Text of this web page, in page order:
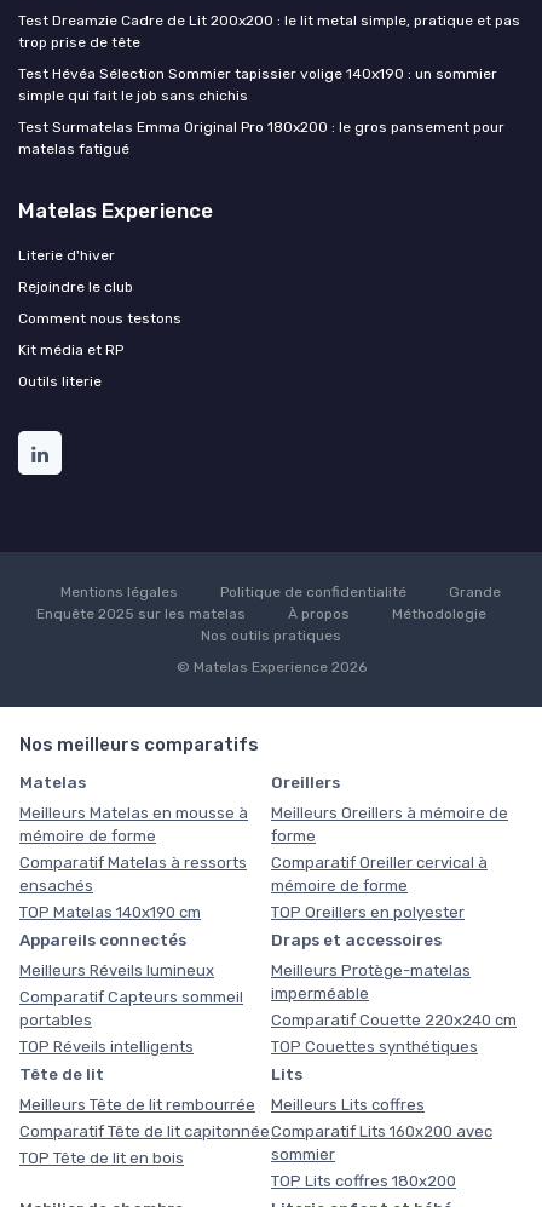
Test Dreamzie Cadre de Lit 200x200 : le lit metal simple, pratique et pas
trop prise de tête
Test Hévéa Sélection Sommier tapissier volige 140x190 : un sommier
simple qui fait le job sans chichis
Test Surmatelas Emma Original Pro 180x200 : le gros pansement pour
matelas fatigué
Matelas Experience
Literie d'hiver
Rejoindre le club
Comment nous testons
Kit média et RP
Outils literie
Mentions légales Politique de confidentialité
Grande
Enquête 2025 sur les matelas
À propos
Méthodologie
Nos outils pratiques
© Matelas Experience 2026
Nos meilleurs comparatifs
Matelas
Meilleurs Matelas en mousse à
mémoire de forme
Comparatif Matelas à ressorts
ensachés
TOP Matelas 140x190 cm
Oreillers
Meilleurs Oreillers à mémoire de
forme
Comparatif Oreiller cervical à
mémoire de forme
TOP Oreillers en polyester
Appareils connectés
Meilleurs Réveils lumineux
Comparatif Capteurs sommeil
portables
TOP Réveils intelligents
Draps et accessoires
Meilleurs Protège-matelas
imperméable
Comparatif Couette 220x240 cm
TOP Couettes synthétiques
Tête de lit
Meilleurs Tête de lit rembourrée
Comparatif Tête de lit capitonnée
TOP Tête de lit en bois
Lits
Meilleurs Lits coffres
Comparatif Lits 160x200 avec
sommier
TOP Lits coffres 180x200